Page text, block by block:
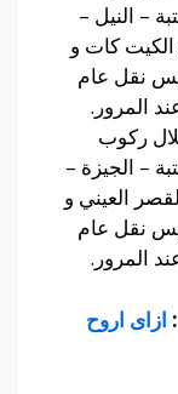
– النيل –
كات و
نقل عام
المرور.
ركوب
– الجيزة –
العيني و
نقل عام
المرور.
ازاى اروح